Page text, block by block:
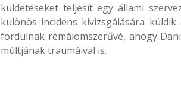
küldetéseket teljesít egy állami
különös incidens kivizsgálására
fordulnak rémálomszerűvé, ahogy
múltjának traumáival is.